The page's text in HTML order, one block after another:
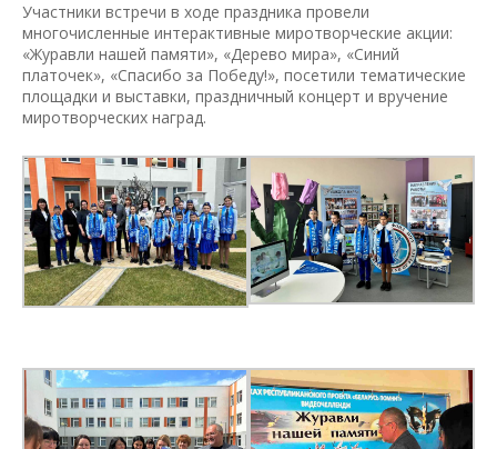
Участники встречи в ходе праздника провели
многочисленные интерактивные миротворческие акции:
«Журавли нашей памяти», «Дерево мира», «Синий
платочек», «Спасибо за Победу!», посетили тематические
площадки и выставки, праздничный концерт и вручение
миротворческих наград.